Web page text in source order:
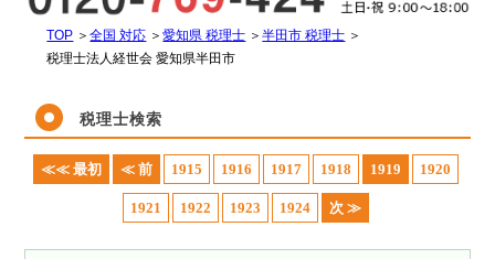
TOP ＞全国 対応 ＞愛知県 税理士 ＞半田市 税理士 ＞
税理士法人経世会 愛知県半田市
税理士検索
≪≪ 最初 ≪ 前 1915 1916 1917 1918 1919 1920
1921 1922 1923 1924 次 ≫